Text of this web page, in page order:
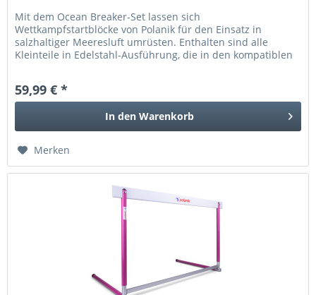
Mit dem Ocean Breaker-Set lassen sich
Wettkampfstartblöcke von Polanik für den Einsatz in
salzhaltiger Meeresluft umrüsten. Enthalten sind alle
Kleinteile in Edelstahl-Ausführung, die in den kompatiblen
59,99 € *
In den Warenkorb
Merken